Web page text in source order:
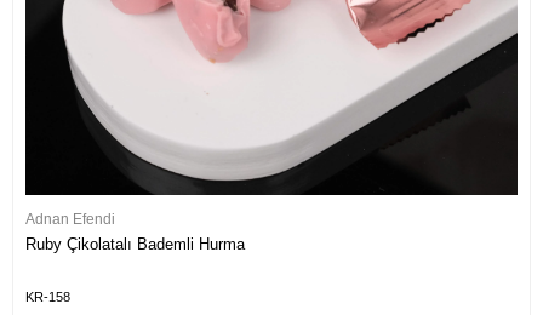
Adnan Efendi
Ruby Çikolatalı Bademli Hurma
KR-158